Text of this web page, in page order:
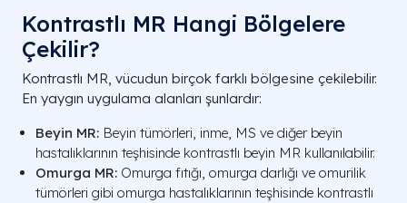
Kontrastlı MR Hangi Bölgelere
Çekilir?
Kontrastlı MR, vücudun birçok farklı bölgesine çekilebilir.
En yaygın uygulama alanları şunlardır:
Beyin MR: Beyin tümörleri, inme, MS ve diğer beyin
hastalıklarının teşhisinde kontrastlı beyin MR kullanılabilir.
Omurga MR: Omurga fıtığı, omurga darlığı ve omurilik
tümörleri gibi omurga hastalıklarının teşhisinde kontrastlı